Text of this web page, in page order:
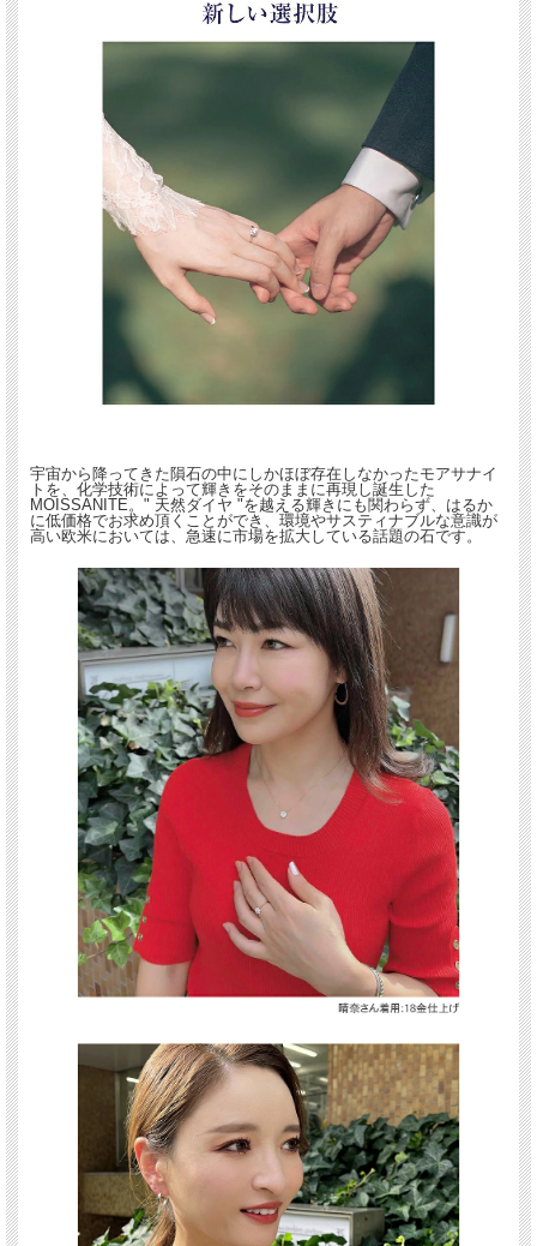
宇宙から降ってきた隕石の中にしかほぼ存在しなかったモアサナイトを、化学技術
によって輝きをそのままに再現し誕生したMOISSANITE。" 天然ダイヤ "を越える
輝きにも関わらず、はるかに低価格でお求め頂くことができ、環境やサスティナブ
ルな意識が高い欧米においては、急速に市場を拡大している話題の石です。
宇宙から降ってきた隕石の中にしかほぼ存在しなかったモアサナイ
トを、化学技術によって輝きをそのままに再現し誕生した
MOISSANITE。" 天然ダイヤ "を越える輝きにも関わらず、はるか
に低価格でお求め頂くことができ、環境やサスティナブルな意識が
高い欧米においては、急速に市場を拡大している話題の石です。